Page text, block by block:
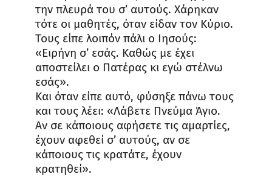
την πλευρά του σ’ αυτούς. Χάρηκαν
τότε οι μαθητές, όταν είδαν τον Κύριο.
Τους είπε λοιπόν πάλι ο Ιησούς:
«Ειρήνη σ’ εσάς. Καθώς με έχει
αποστείλει ο Πατέρας κι εγώ στέλνω
εσάς».
Και όταν είπε αυτό, φύσηξε πάνω τους
και τους λέει: «Λάβετε Πνεύμα Άγιο.
Αν σε κάποιους αφήσετε τις αμαρτίες,
έχουν αφεθεί σ’ αυτούς, αν σε
κάποιους τις κρατάτε, έχουν
κρατηθεί».